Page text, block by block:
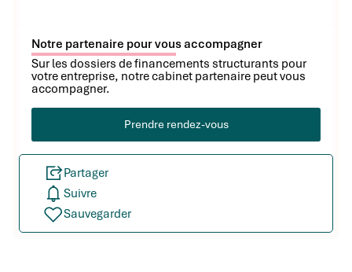
Notre partenaire pour vous accompagner
Sur les dossiers de financements structurants pour
votre entreprise, notre cabinet partenaire peut vous
accompagner.
Prendre rendez-vous
Partager
Suivre
Sauvegarder